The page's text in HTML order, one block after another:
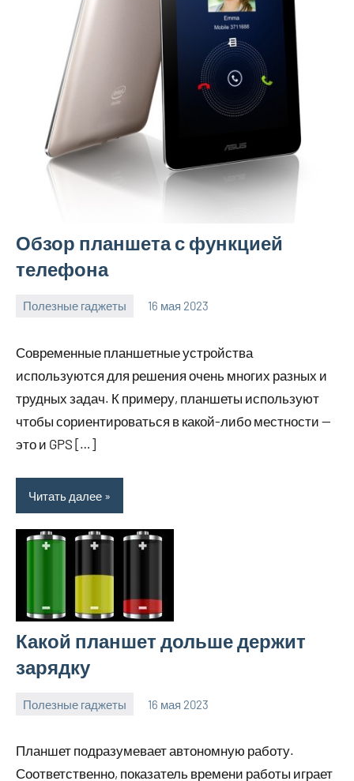
Обзор планшета с функцией
телефона
Полезные гаджеты 16 мая 2023
Современные планшетные устройства
используются для решения очень многих разных и
трудных задач. К примеру, планшеты используют
чтобы сориентироваться в какой-либо местности —
это и GPS […]
Читать далее
Какой планшет дольше держит
зарядку
Полезные гаджеты 16 мая 2023
Планшет подразумевает автономную работу.
Соответственно, показатель времени работы играет